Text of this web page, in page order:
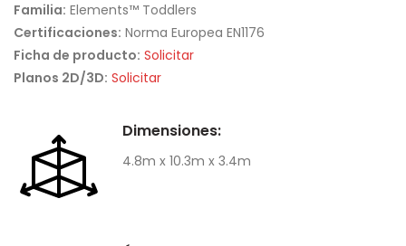
Familia: Elements™ Toddlers
Certificaciones: Norma Europea EN1176
Ficha de producto: Solicitar
Planos 2D/3D: Solicitar
Dimensiones:
4.8m x 10.3m x 3.4m